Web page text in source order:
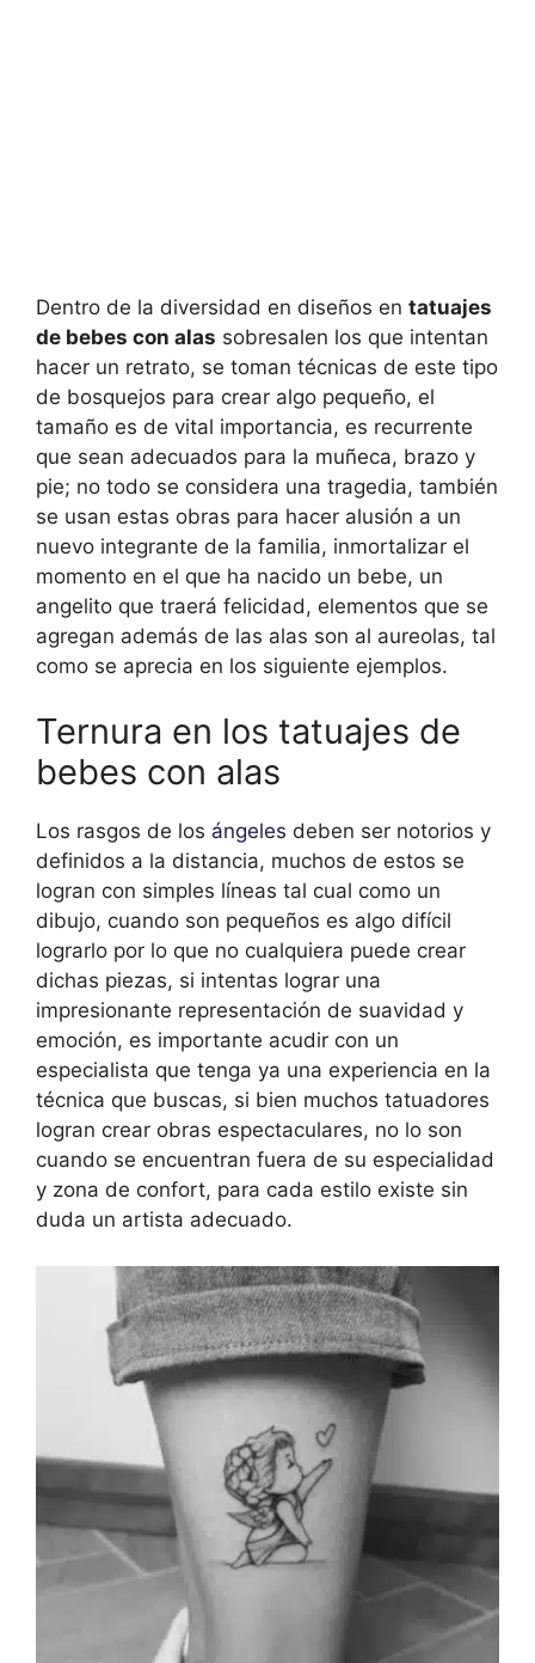
Dentro de la diversidad en diseños en tatuajes
de bebes con alas sobresalen los que intentan
hacer un retrato, se toman técnicas de este tipo
de bosquejos para crear algo pequeño, el
tamaño es de vital importancia, es recurrente
que sean adecuados para la muñeca, brazo y
pie; no todo se considera una tragedia, también
se usan estas obras para hacer alusión a un
nuevo integrante de la familia, inmortalizar el
momento en el que ha nacido un bebe, un
angelito que traerá felicidad, elementos que se
agregan además de las alas son al aureolas, tal
como se aprecia en los siguiente ejemplos.
Ternura en los tatuajes de
bebes con alas
Los rasgos de los ángeles deben ser notorios y
definidos a la distancia, muchos de estos se
logran con simples líneas tal cual como un
dibujo, cuando son pequeños es algo difícil
lograrlo por lo que no cualquiera puede crear
dichas piezas, si intentas lograr una
impresionante representación de suavidad y
emoción, es importante acudir con un
especialista que tenga ya una experiencia en la
técnica que buscas, si bien muchos tatuadores
logran crear obras espectaculares, no lo son
cuando se encuentran fuera de su especialidad
y zona de confort, para cada estilo existe sin
duda un artista adecuado.